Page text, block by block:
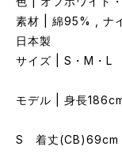
素材 | 綿95% , ナ
日本製
サイズ | S・M・L
モデル | 身長
S 着丈